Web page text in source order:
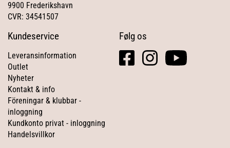
9900 Frederikshavn
CVR: 34541507
Kundeservice
Leveransinformation
Outlet
Nyheter
Kontakt & info
Föreningar & klubbar -
inloggning
Kundkonto privat - inloggning
Handelsvillkor
Følg os
facebook
square
instagramyoutube